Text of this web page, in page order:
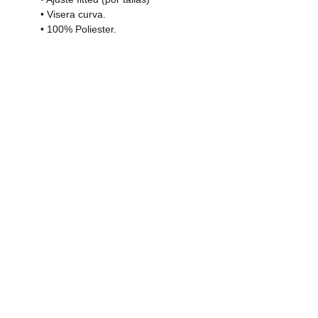
• Visera curva.
• 100% Poliester.